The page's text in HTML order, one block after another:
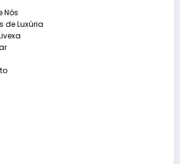
Nós
de Luxúria